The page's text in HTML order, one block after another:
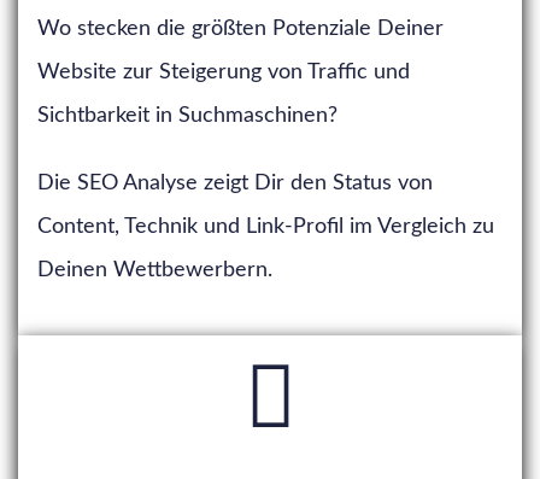
Wo stecken die größten Potenziale Deiner
Website zur Steigerung von Traffic und
Sichtbarkeit in Suchmaschinen?
Die SEO Analyse zeigt Dir den Status von
Content, Technik und Link-Profil im Vergleich zu
Deinen Wettbewerbern.